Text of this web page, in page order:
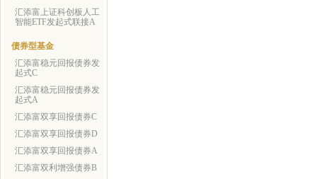
汇添富上证科创板人工
智能ETF发起式联接A
债券型基金
汇添富稳元回报债券发
起式C
汇添富稳元回报债券发
起式A
汇添富双享回报债券C
汇添富双享回报债券D
汇添富双享回报债券A
汇添富双利增强债券B